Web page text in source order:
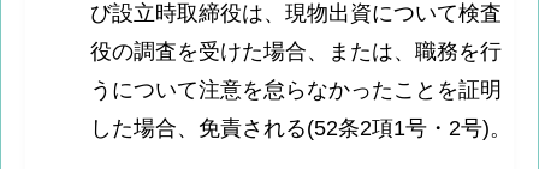
び設立時取締役は、現物出資について検査
役の調査を受けた場合、または、職務を行
うについて注意を怠らなかったことを証明
した場合、免責される(52条2項1号・2号)。